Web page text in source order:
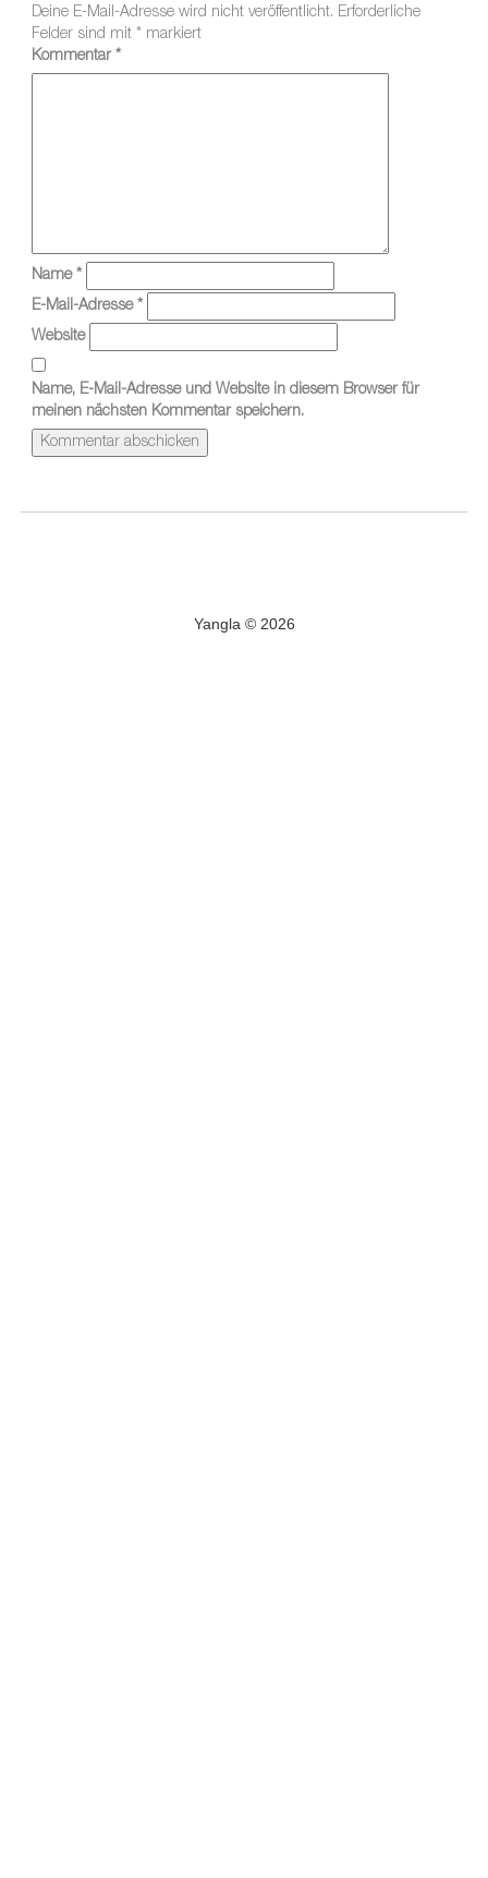
Deine E-Mail-Adresse wird nicht veröffentlicht. Erforderliche
Felder sind mit * markiert
Kommentar *
Name *
E-Mail-Adresse *
Website
Name, E-Mail-Adresse und Website in diesem Browser für
meinen nächsten Kommentar speichern.
Yangla © 2026